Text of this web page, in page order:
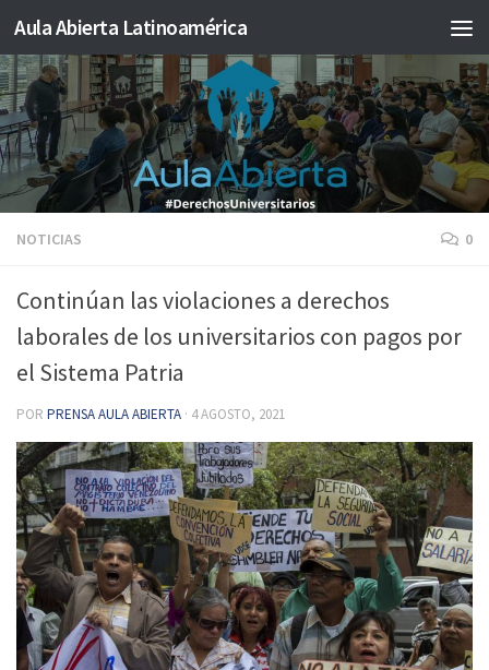
Saltar al contenido
Aula Abierta Latinoamérica
NOTICIAS 0
Continúan las violaciones a derechos
laborales de los universitarios con pagos por
el Sistema Patria
POR PRENSA AULA ABIERTA · 4 AGOSTO, 2021